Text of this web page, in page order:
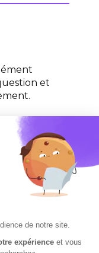
et
Plan du site